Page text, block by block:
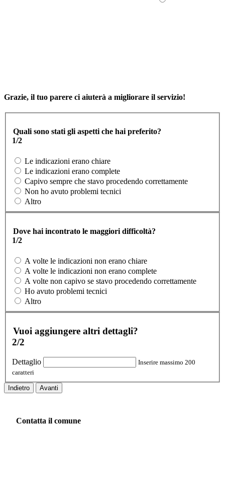
Grazie, il tuo parere ci aiuterà a migliorare il servizio!
Quali sono stati gli aspetti che hai preferito?
1/2
Le indicazioni erano chiare
Le indicazioni erano complete
Capivo sempre che stavo procedendo correttamente
Non ho avuto problemi tecnici
Altro
Dove hai incontrato le maggiori difficoltà?
1/2
A volte le indicazioni non erano chiare
A volte le indicazioni non erano complete
A volte non capivo se stavo procedendo correttamente
Ho avuto problemi tecnici
Altro
Vuoi aggiungere altri dettagli?
2/2
Dettaglio
Inserire massimo 200
caratteri
Indietro Avanti
Contatta il comune